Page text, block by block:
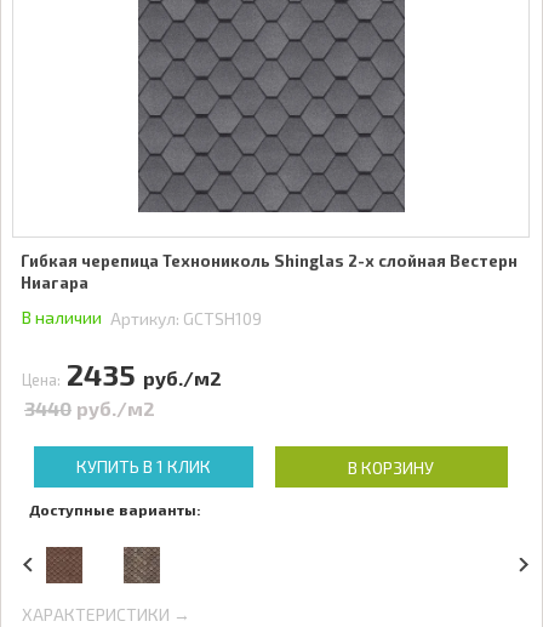
Гибкая черепица Технониколь Shinglas 2-х слойная Вестерн
Ниагара
В наличии Артикул: GCTSH109
Цена: 2435 руб./м2
3440 руб./м2
КУПИТЬ В 1 КЛИК В КОРЗИНУ
Доступные варианты:
ХАРАКТЕРИСТИКИ →